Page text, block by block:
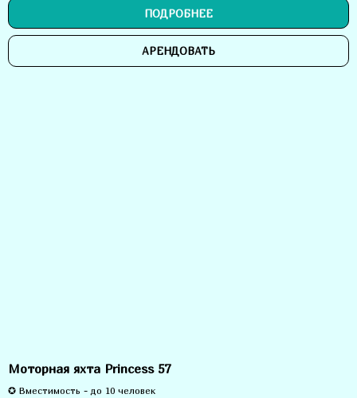
ПОДРОБНЕЕ
АРЕНДОВАТЬ
Моторная яхта Princess 57
✪ Вместимость - до 10 человек